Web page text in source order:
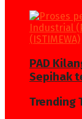
PAD
Sepihak
Trending